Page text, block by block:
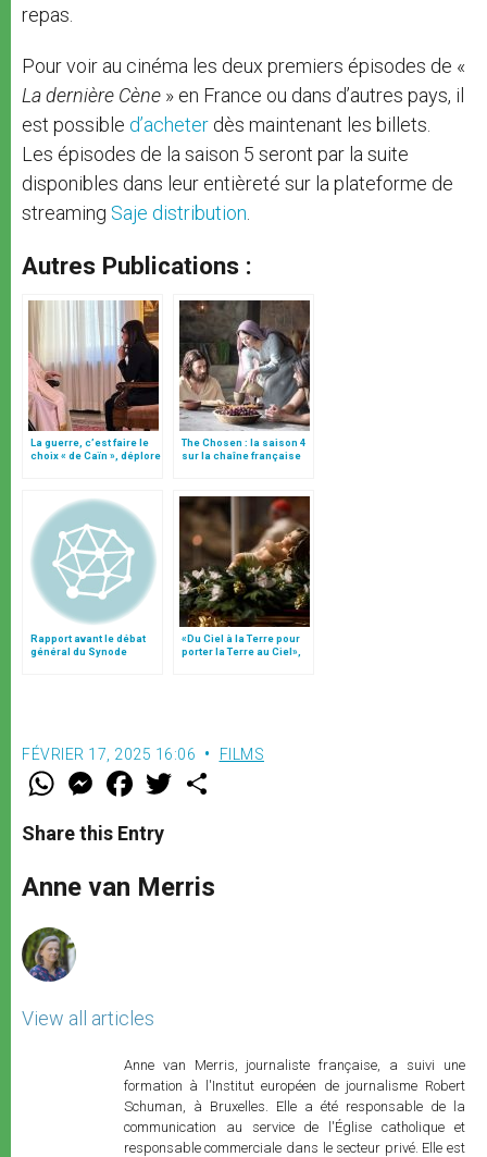
repas.
Pour voir au cinéma les deux premiers épisodes de «
La dernière Cène » en France ou dans d’autres pays, il
est possible d’acheter dès maintenant les billets.
Les épisodes de la saison 5 seront par la suite
disponibles dans leur entièreté sur la plateforme de
streaming Saje distribution.
Autres Publications :
La guerre, c’est faire le
choix « de Caïn », déplore
The Chosen : la saison 4
sur la chaîne française
Rapport avant le débat
général du Synode
«Du Ciel à la Terre pour
porter la Terre au Ciel»,
FÉVRIER 17, 2025 16:06 FILMS
W
t
s
p
p
M
e
s
e
g
e
F
a
e
b
o
k
w
r
Share this Entry
Anne van Merris
View all articles
Anne van Merris, journaliste française, a suivi une
formation à l'Institut européen de journalisme Robert
Schuman, à Bruxelles. Elle a été responsable de la
communication au service de l'Église catholique et
responsable commerciale dans le secteur privé. Elle est